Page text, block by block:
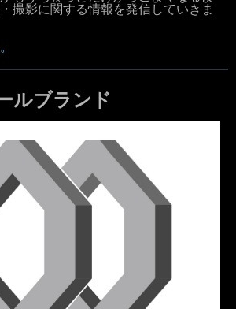
撮影に関する情報を発信していきま
ルブランド